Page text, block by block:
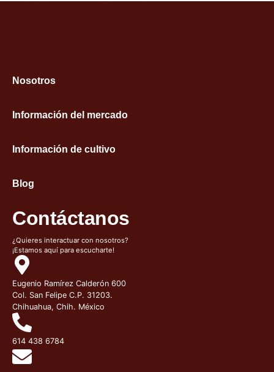
Nosotros
Información del mercado
Información de cultivo
Blog
Contáctanos
¿Quieres interactuar con nosotros?
¡Estamos aquí para escucharte!
Eugenio Ramírez Calderón 600
Col. San Felipe C.P. 31203.
Chihuahua, Chih. México
614 438 6784